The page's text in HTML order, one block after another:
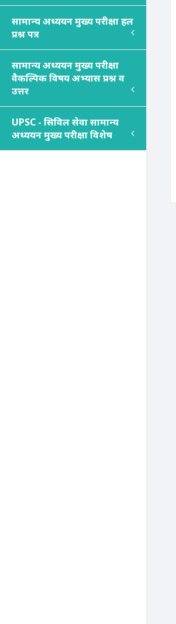
सामान्य अध्ययन मुख्य परीक्षा हल
प्रश्न पत्र
सामान्य अध्ययन मुख्य परीक्षा
वैकल्पिक विषय अभ्यास प्रश्न व
उत्तर
UPSC - सिविल सेवा सामान्य
अध्ययन मुख्य परीक्षा विशेष